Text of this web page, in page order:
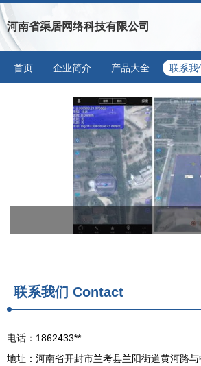
河南省渠居网络科技有限公司
首页 企业简介 产品大全 联系我
联系我们 Contact
电话：1862433**
地址：河南省开封市兰考县兰阳街道黄河路